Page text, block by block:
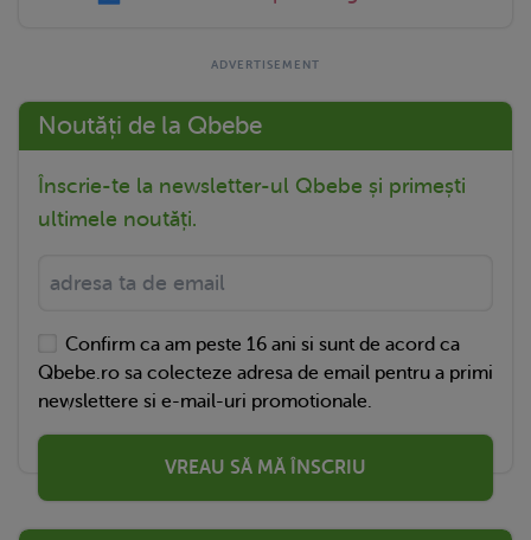
Noutăți de la Qbebe
Înscrie-te la newsletter-ul Qbebe și primești
ultimele noutăți.
Confirm ca am peste 16 ani si sunt de acord ca
Qbebe.ro sa colecteze adresa de email pentru a primi
newslettere si e-mail-uri promotionale.
VREAU SĂ MĂ ÎNSCRIU